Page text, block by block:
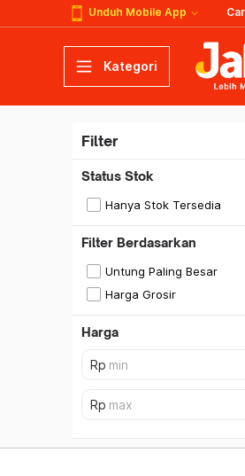
Unduh Mobile App
Kategori
Filter
Status Stok
Hanya Stok Tersedia
Filter Berdasarkan
Untung Paling Besar
Harga Grosir
Harga